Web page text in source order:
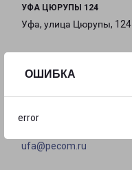
ОШИБКА
error
УФА ЦЮРУПЫ 124
Уфа, улица Цюрупы, 124
на карте
8(347) 293-41-22
ufa@pecom.ru